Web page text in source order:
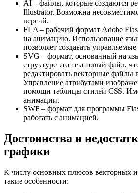
AI – файлы, которые создаются
Illustrator. Возможна
версий.
FLA – рабочий формат Adobe
на анимацию. Использование
позволяет создавать
SVG – формат, основанный на
структуре это текстовый файл,
редактировать векторные файлы
Управление атрибутами
помощи таблицы стилей CSS.
анимации.
SWF – формат для программы
работать с анимацией.
Достоинства и
графики
К числу основных плюсов векторных
такие особенности: